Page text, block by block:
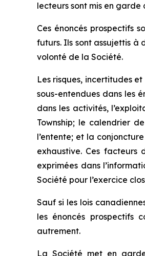
lecteurs sont mis en garde
Ces énoncés prospectifs
futurs. Ils sont assujettis à
volonté de la Société.
Les risques, incertitudes
sous-entendues dans les
dans les activités,
Township; le calendrier
l’entente; et la
exhaustive. Ces
exprimées dans
Société pour l’exercice
Sauf si les lois
les énoncés prospectifs
autrement.
La Société met en